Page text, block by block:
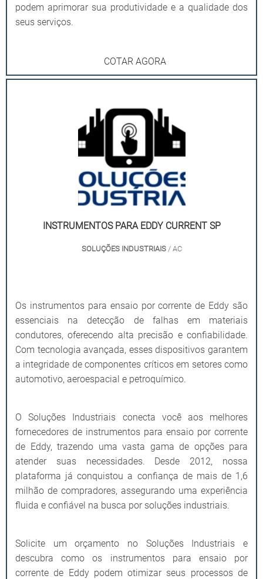
podem aprimorar sua produtividade e a qualidade dos
seus serviços.
COTAR AGORA
INSTRUMENTOS PARA EDDY CURRENT SP
SOLUÇÕES INDUSTRIAIS/ AC
Os instrumentos para ensaio por corrente de Eddy são
essenciais na detecção de falhas em materiais
condutores, oferecendo alta precisão e confiabilidade.
Com tecnologia avançada, esses dispositivos garantem
a integridade de componentes críticos em setores como
automotivo, aeroespacial e petroquímico.
O Soluções Industriais conecta você aos melhores
fornecedores de instrumentos para ensaio por corrente
de Eddy, trazendo uma vasta gama de opções para
atender suas necessidades. Desde 2012, nossa
plataforma já conquistou a confiança de mais de 1,6
milhão de compradores, assegurando uma experiência
fluida e confiável na busca por soluções industriais.
Solicite um orçamento no Soluções Industriais e
descubra como os instrumentos para ensaio por
corrente de Eddy podem otimizar seus processos de